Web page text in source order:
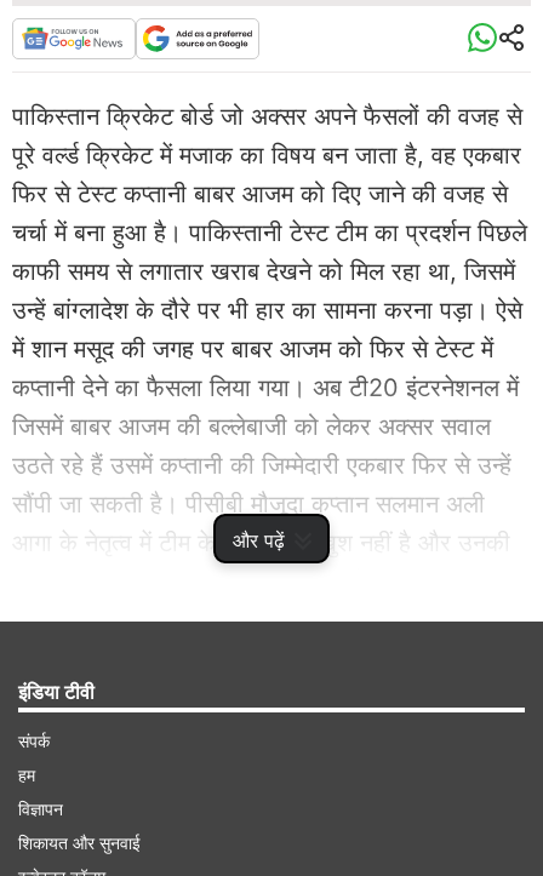
और पढ़ें
पाकिस्तान क्रिकेट बोर्ड जो अक्सर अपने फैसलों की वजह से
पूरे वर्ल्ड क्रिकेट में मजाक का विषय बन जाता है, वह एकबार
फिर से टेस्ट कप्तानी बाबर आजम को दिए जाने की वजह से
चर्चा में बना हुआ है। पाकिस्तानी टेस्ट टीम का प्रदर्शन पिछले
काफी समय से लगातार खराब देखने को मिल रहा था, जिसमें
उन्हें बांग्लादेश के दौरे पर भी हार का सामना करना पड़ा। ऐसे
में शान मसूद की जगह पर बाबर आजम को फिर से टेस्ट में
कप्तानी देने का फैसला लिया गया। अब टी20 इंटरनेशनल में
जिसमें बाबर आजम की बल्लेबाजी को लेकर अक्सर सवाल
उठते रहे हैं उसमें कप्तानी की जिम्मेदारी एकबार फिर से उन्हें
सौंपी जा सकती है। पीसीबी मौजूदा कप्तान सलमान अली
आगा के नेतृत्व में टीम के प्रदर्शन से खुश नहीं है और उनकी
सकती है।
इंडिया टीवी
संपर्क
हम
विज्ञापन
शिकायत और सुनवाई